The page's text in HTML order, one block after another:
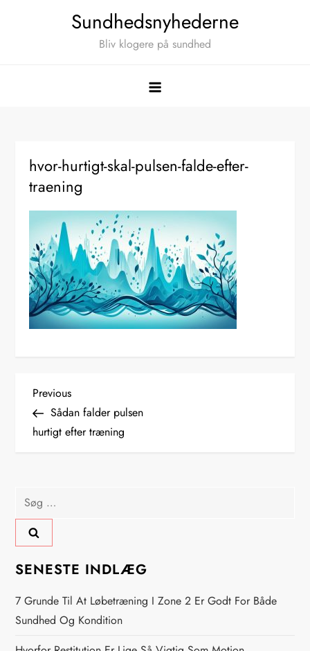
Sundhedsnyhederne
Bliv klogere på sundhed
hvor-hurtigt-skal-pulsen-falde-efter-
traening
I
n
l
æ
g
s
n
Previous
Post
Previous
Sådan falder pulsen
hurtigt efter træning
Søg
efter:
SENESTE INDLÆG
7 Grunde Til At Løbetræning I Zone 2 Er Godt For Både
Sundhed Og Kondition